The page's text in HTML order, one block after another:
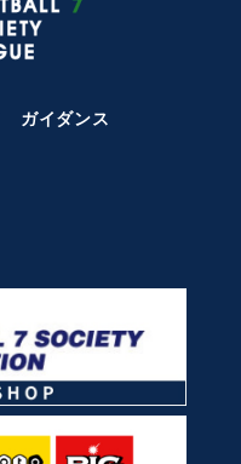
ガイダンス